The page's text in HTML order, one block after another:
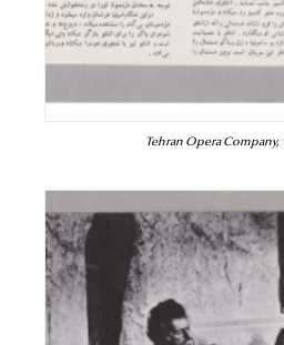
Tehran Opera Company,